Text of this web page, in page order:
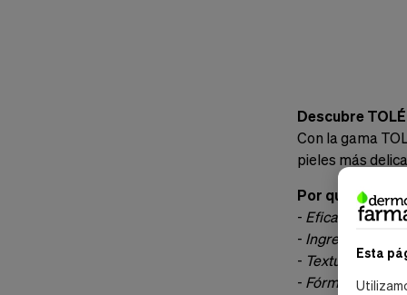
Esta
Descubre
Con la gama
pieles más
Por qué Elegir
- Eficacia
- Ingredientes
- Texturas
- Fórmula